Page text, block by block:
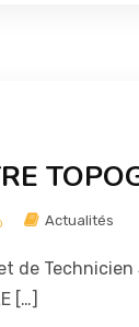
Actualités
de
[…]